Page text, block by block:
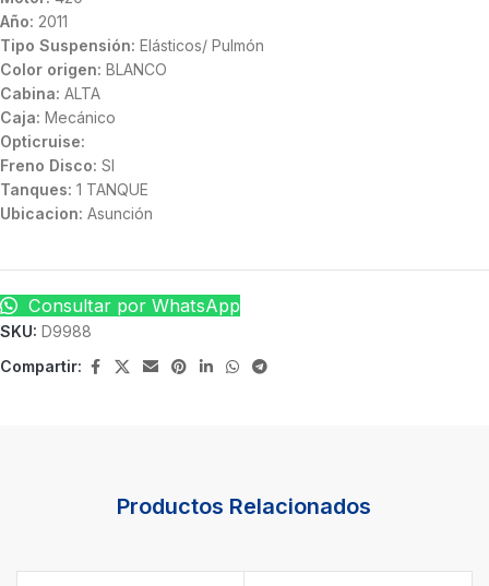
Año: 2011
Tipo Suspensión: Elásticos/ Pulmón
Color origen: BLANCO
Cabina: ALTA
Caja: Mecánico
Opticruise:
Freno Disco: SI
Tanques: 1 TANQUE
Ubicacion: Asunción
Consultar por WhatsApp
SKU: D9988
Compartir:
Productos Relacionados